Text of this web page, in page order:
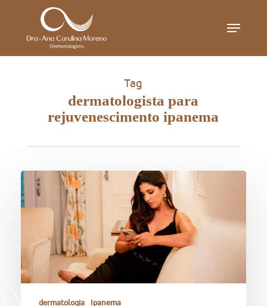
Menu
Tag
dermatologista para
rejuvenescimento ipanema
dermatologia Ipanema